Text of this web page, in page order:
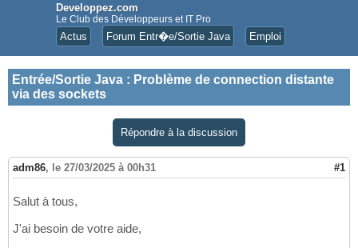
Developpez.com
Le Club des Développeurs et IT Pro
Actus Forum Entr�e/Sortie Java Emploi
Entrée/Sortie Java : Problème de connection distante
via des sockets
Répondre à la discussion
adm86, le 27/03/2025 à 00h31 #1
Salut à tous,
J'ai besoin de votre aide,